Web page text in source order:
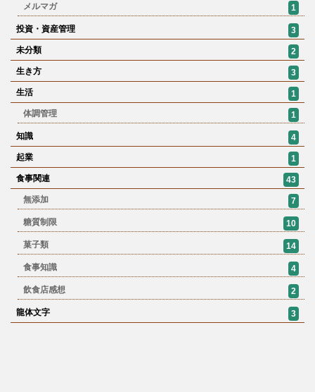
メルマガ
1
投資・資産管理
3
未分類
2
生き方
3
生活
1
体調管理
1
知識
4
起業
1
食事関連
43
無添加
7
糖質制限 10
菓子類 14
食事知識 4
飲食店感想 2
龍体文字 3